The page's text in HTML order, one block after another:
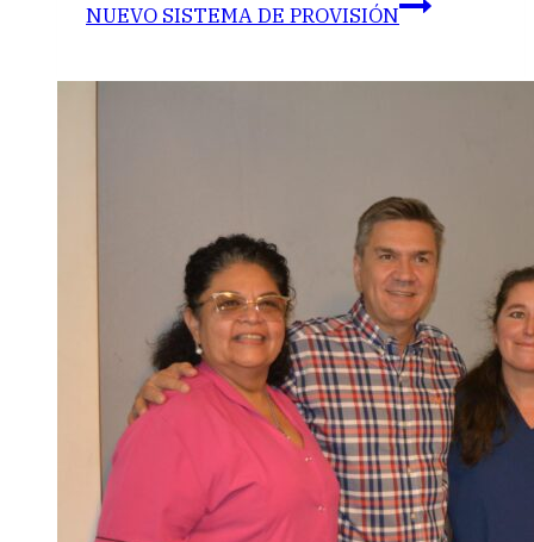
NUEVO SISTEMA DE PROVISIÓN